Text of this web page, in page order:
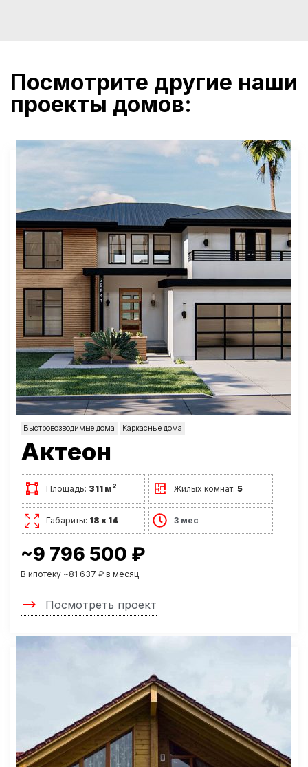
Посмотрите другие наши
проекты домов:
Быстровозводимые дома Каркасные дома
Актеон
Площадь: 311 м2 Жилых комнат:5
Габариты: 18 х 14 3 мес
~9 796 500 ₽
В ипотеку ~81 637 ₽ в месяц
Посмотреть проект